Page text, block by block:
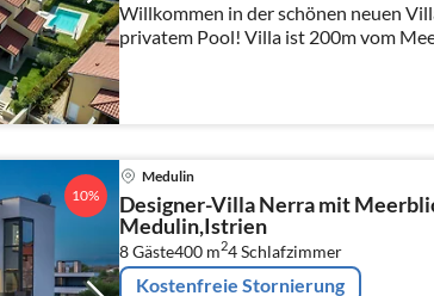
Willkommen in der schönen neuen
privatem Pool! Villa ist 200m vom
Kinder und Freunden.
10%
Medulin
Designer-Villa Nerra mit
Medulin,Istrien
8 Gäste400 m24Schlafzimmer
Kostenfreie Stornierung